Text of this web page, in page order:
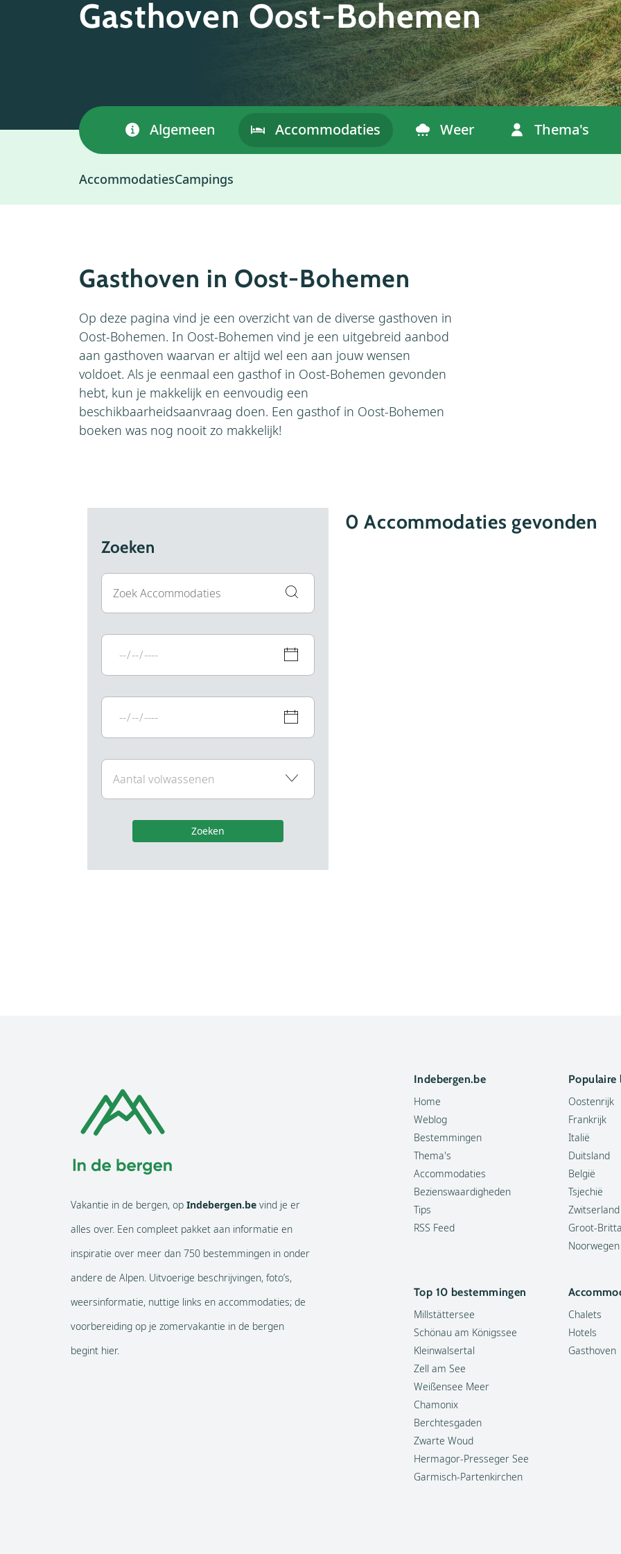
Gasthoven Oost-Bohemen
Algemeen Accommodaties Weer Thema's
AccommodatiesCampings
Gasthoven in Oost-Bohemen
Op deze pagina vind je een overzicht van de diverse gasthoven in
Oost-Bohemen. In Oost-Bohemen vind je een uitgebreid aanbod
aan gasthoven waarvan er altijd wel een aan jouw wensen
voldoet. Als je eenmaal een gasthof in Oost-Bohemen gevonden
hebt, kun je makkelijk en eenvoudig een
beschikbaarheidsaanvraag doen. Een gasthof in Oost-Bohemen
boeken was nog nooit zo makkelijk!
Zoeken
Zoeken
0 Accommodaties gevonden
Vakantie in de bergen, op Indebergen.be vind je er
alles over. Een compleet pakket aan informatie en
inspiratie over meer dan 750 bestemmingen in onder
andere de Alpen. Uitvoerige beschrijvingen, foto’s,
weersinformatie, nuttige links en accommodaties; de
voorbereiding op je zomervakantie in de bergen
begint hier.
Indebergen.be
Home
Weblog
Bestemmingen
Thema's
Accommodaties
Bezienswaardigheden
Tips
RSS Feed
Populaire
Oostenrijk
Frankrijk
Italië
Duitsland
België
Tsjechië
Zwitserland
Groot-
Noorwegen
Top 10 bestemmingen
Millstättersee
Schönau am Königssee
Kleinwalsertal
Zell am See
Weißensee Meer
Chamonix
Berchtesgaden
Zwarte Woud
Hermagor-Presseger See
Garmisch-Partenkirchen
Chalets
Hotels
Gasthoven